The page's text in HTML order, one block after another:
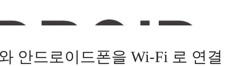
안드로이드폰을 Wi-Fi 로 연결